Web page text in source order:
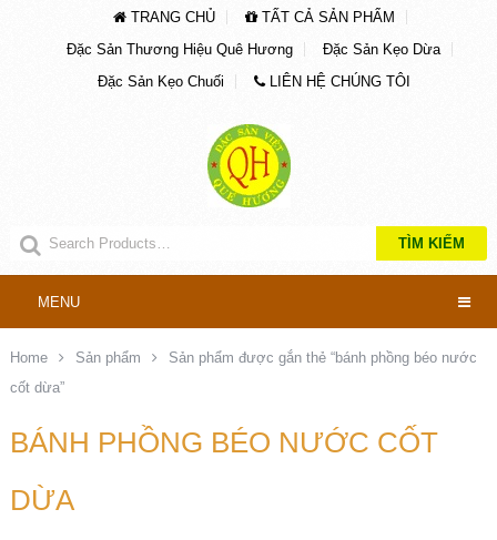
TRANG CHỦ
TẤT CẢ SẢN PHẨM
Đặc Sản Thương Hiệu Quê Hương
Đặc Sản Kẹo Dừa
Đặc Sản Kẹo Chuối
LIÊN HỆ CHÚNG TÔI
TÌM KIẾM
MENU
Home Sản phẩm
Sản phẩm được gắn thẻ “bánh phồng béo nước
cốt dừa”
BÁNH PHỒNG BÉO NƯỚC CỐT
DỪA